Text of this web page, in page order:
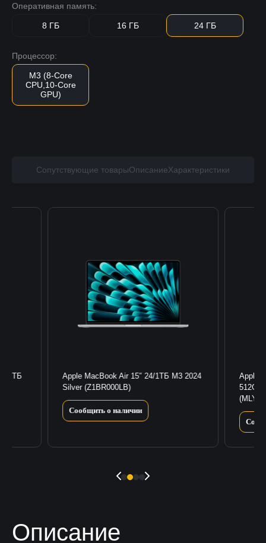
Оперативная память:
8 ГБ 16 ГБ 24 ГБ
Процессор:
M3 (8-Core
CPU,10-Core
GPU)
Сопутствующие товарыОписаниеХарактеристики
1ТБ
Apple MacBook Air 15″ 24/1ТБ M3 2024
Silver (Z1BR000LB)
Сообщить о наличии
Apple
Описание